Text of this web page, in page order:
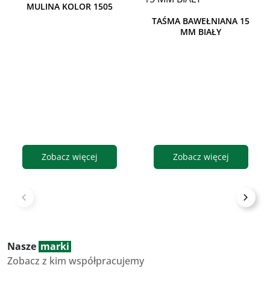
MULINA KOLOR 1505
Zobacz więcej
TAŚMA BAWEŁNIANA 15
MM BIAŁY
Zobacz więcej
Nasze marki
Zobacz z kim współpracujemy